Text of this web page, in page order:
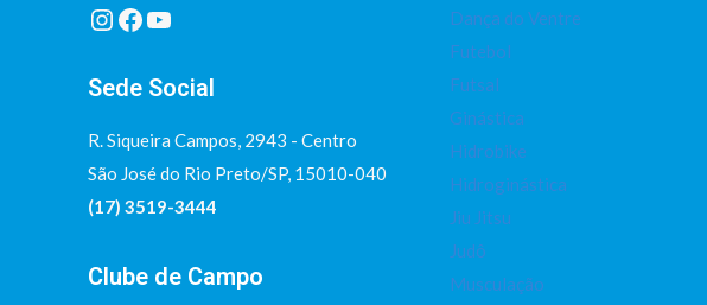
Instagram
Facebook
Youtube
Sede Social
R. Siqueira Campos, 2943 - Centro
São José do Rio Preto/SP, 15010-040
(17) 3519-3444
Clube de Campo
Dança do Ventre
Futebol
Futsal
Ginástica
Hidrobike
Hidroginástica
Jiu Jitsu
Judô
Musculação